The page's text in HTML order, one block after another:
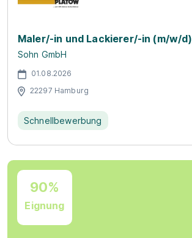
Maler/-in und Lackierer/-in (m/w/d)
Sohn GmbH
01.08.2026
22297 Hamburg
Schnellbewerbung
90%
Eignung